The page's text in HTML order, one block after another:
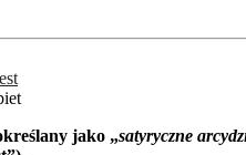
jako „satyryczne